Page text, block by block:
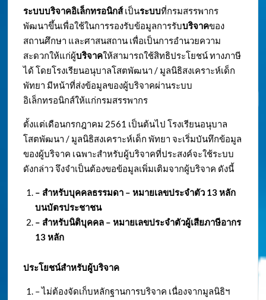
ระบบบริจาคอิเล็กทรอนิกส์เป็นระบบที่กรมสรรพากร
พัฒนาขึ้นเพื่อใช้ในการรองรับข้อมูลการรับบริจาคของ
สถานศึกษา และศาสนสถาน เพื่อเป็นการอำนวยความ
สะดวกให้แก่ผู้บริจาคให้สามารถใช้สิทธิประโยชน์ ทางภาษี
ได้ โดยโรงเรียนอนุบาลโสตพัฒนา / มูลนิธิสงเคราะห์เด็ก
พัทยา มีหน้าที่ส่งข้อมูลของผู้บริจาคผ่านระบบ
อิเล็กทรอนิกส์ให้แก่กรมสรรพากร
ตั้งแต่เดือนกรกฎาคม 2561 เป็นต้นไป โรงเรียนอนุบาล
โสตพัฒนา / มูลนิธิสงเคราะห์เด็ก พัทยา จะเริ่มบันทึกข้อมูล
ของผู้บริจาค เฉพาะสำหรับผู้บริจาคที่ประสงค์จะใช้ระบบ
ดังกล่าว จึงจำเป็นต้องขอข้อมูลเพิ่มเติมจากผู้บริจาค ดังนี้
– สำหรับบุคคลธรรมดา – หมายเลขประจำตัว 13 หลัก
บนบัตรประชาชน
– สำหรับนิติบุคคล – หมายเลขประจำตัวผู้เสียภาษีอากร
13 หลัก
ประโยชน์สำหรับผู้บริจาค
– ไม่ต้องจัดเก็บหลักฐานการบริจาค เนื่องจากมูลนิธิฯ